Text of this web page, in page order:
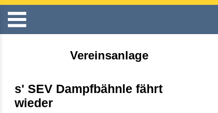
Vereinsanlage
s' SEV Dampfbähnle fährt
wieder